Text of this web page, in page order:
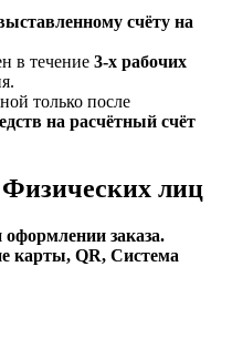
счёту на
в течение 3‑х рабочих
только после
на расчётный счёт
лиц
оформлении заказа.
карты, QR, Система